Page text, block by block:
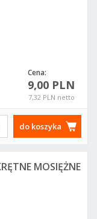
Cena:
9,00 PLN
7,32 PLN netto
do koszyka
MOSIĘŻNE